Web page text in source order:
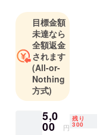
目標金額
未達なら
全額返金
されます
(All-or-
Nothing
方式)
5,0
00 円
残り
300